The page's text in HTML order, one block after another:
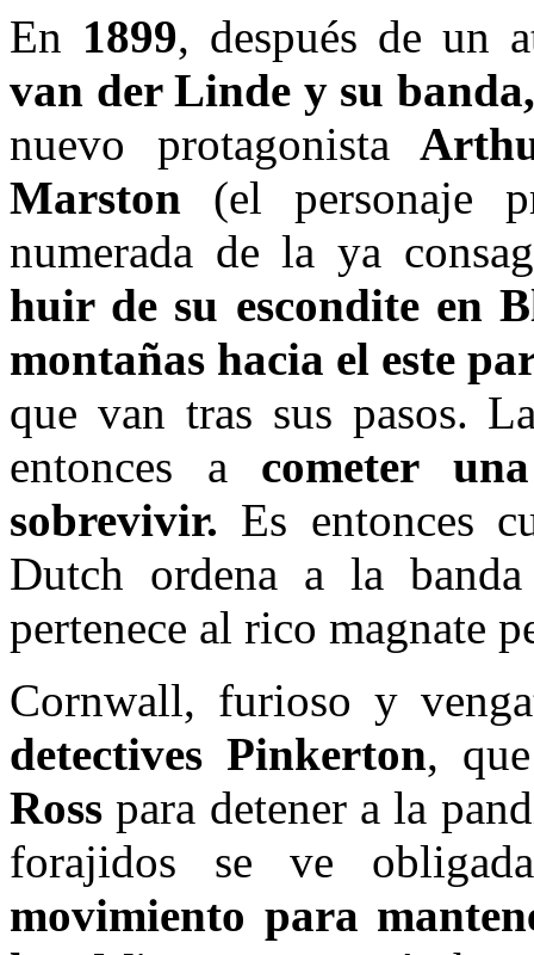
En 1899, después de un
van der Linde y su
nuevo protagonista
Marston (el personaje
numerada de la ya
huir de su escondite en
montañas hacia el este
que van tras sus pasos.
entonces a cometer
sobrevivir. Es entonces
Dutch ordena a la
pertenece al rico magnate
Cornwall, furioso y
detectives Pinkerton,
Ross para detener a la
forajidos se ve
movimiento para